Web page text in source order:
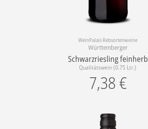
WeinPalais Rebsortenweine
Württemberger
Schwarzriesling feinherb
Qualitätswein (0.75 Ltr.)
7,38 €